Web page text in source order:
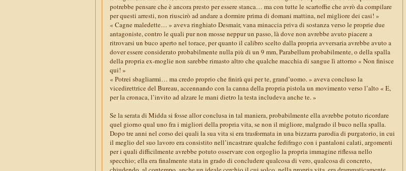
potrebbe pensare che è ancora presto per essere stanca… ma con tutte le scartoffie che avrò da compilare
per questi arresti, non riuscirò ad andare a dormire prima di domani mattina, nel migliore dei casi! »
« Cagne maledette… » aveva ringhiato Desmair, vana minaccia priva di sostanza verso le proprie due
antagoniste, contro le quali pur non mosse neppur un passo, là dove non avrebbe avuto piacere a
ritrovarsi un buco aperto nel torace, per quanto il calibro scelto dalla propria avversaria avrebbe avuto a
dover essere considerato probabilmente nulla più di un 9 mm, Parabellum probabilmente, o della spalla
della propria ex-moglie non sarebbe rimasto altro che qualche macchia di sangue lì attorno « Non finisce
qui! »
« Potrei sbagliarmi… ma credo proprio che finirà qui per te, grand’uomo. » aveva concluso la
vicedirettrice del Bureau, accennando con la canna della propria pistola un movimento verso l’alto « E,
per la cronaca, l’invito ad alzare le mani dietro la testa includeva anche te. »
Se la serata di Midda si fosse allor conclusa in tal maniera, probabilmente ella avrebbe potuto ricordare
quel giorno qual uno fra i migliori della propria vita, se non il migliore, malgrado il buco nella spalla.
Dopo tre anni nel corso dei quali la sua vita si era trasformata in una bizzarra parodia di purgatorio, in cui
il meglio del suo lavoro era consistito nell’incastrare qualche fedifrago con i pantaloni calati, argomenti
per i quali difficilmente avrebbe potuto osservare con orgoglio la propria immagine riflessa nello
specchio; ella era finalmente stata in grado di concludere qualcosa di vero, qualcosa di concreto,